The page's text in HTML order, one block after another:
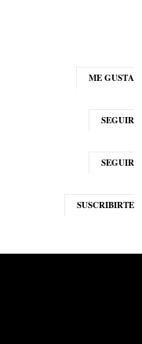
ME GUSTA
SEGUIR
SEGUIR
SUSCRIBIRTE